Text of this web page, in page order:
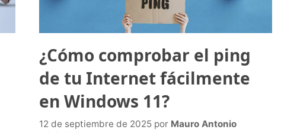
¿Cómo comprobar el ping
de tu Internet fácilmente
en Windows 11?
12 de septiembre de 2025 por Mauro Antonio